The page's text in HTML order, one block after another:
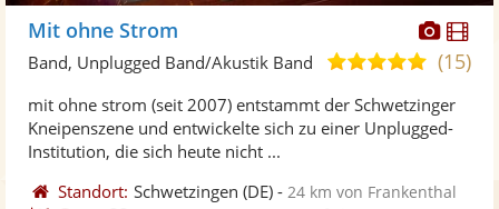
Fotos
Mit ohne Strom
4,9
5
Sternen
(15)
Band, Unplugged Band/Akustik Band
mit ohne strom (seit 2007) entstammt der Schwetzinger
Kneipenszene und entwickelte sich zu einer Unplugged-
Institution, die sich heute nicht ...
Standort: Schwetzingen (DE) - 24 km von Frankenthal